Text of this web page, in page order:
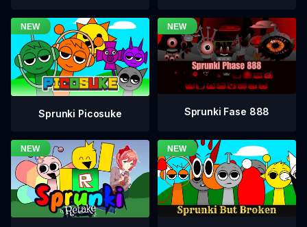
Sprunki Picosuke Sprunki Fase 888